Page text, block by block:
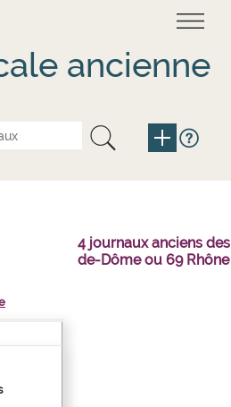
ancienne
4 journaux anciens
de-Dôme ou 69